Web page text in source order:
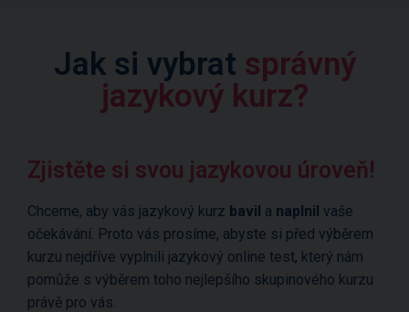
Jak si vybrat správný
jazykový kurz?
Zjistěte si svou jazykovou úroveň!
Chceme, aby vás jazykový kurz bavil a naplnil vaše
očekávání. Proto vás prosíme, abyste si před výběrem
kurzu nejdříve vyplnili jazykový online test, který nám
pomůže s výběrem toho nejlepšího skupinového kurzu
právě pro vás.